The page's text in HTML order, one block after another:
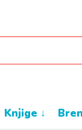
knjige ↓